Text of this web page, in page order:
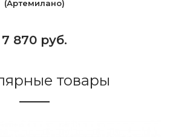
(Артемилано)
7 870 руб.
товары